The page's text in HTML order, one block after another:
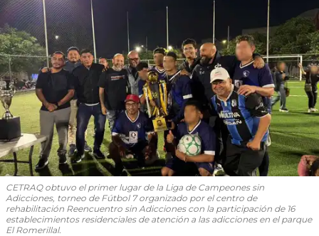
CETRAQ obtuvo el primer lugar de la Liga de Campeones sin
Adicciones, torneo de Fútbol 7 organizado por el centro de
rehabilitación Reencuentro sin Adicciones con la participación de 16
establecimientos residenciales de atención a las adicciones en el parque
El Romerillal.